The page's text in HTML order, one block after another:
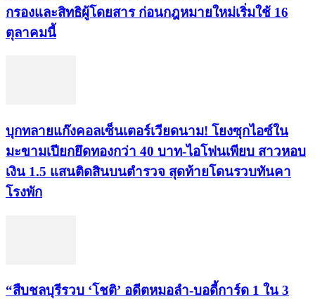
กรองและสิทธิผู้โดยสาร ก่อนกฎหมายใหม่เริ่มใช้ 16
ตุลาคมนี้
บุกทลายแก๊งคอลเซ็นเตอร์เวียดนาม! โยงซุกไอซ์ใน
มะขามเปียกยึดทองกว่า 40 บาท-ไอโฟนเพียบ สาวหอบ
เงิน 1.5 แสนติดสินบนตำรวจ สุดท้ายโดนรวบทันคา
โรงพัก
“สืบชลบุรีรวบ ‘โชติ’ อดีตหมอลำ-บอดี้การ์ด 1 ใน 3